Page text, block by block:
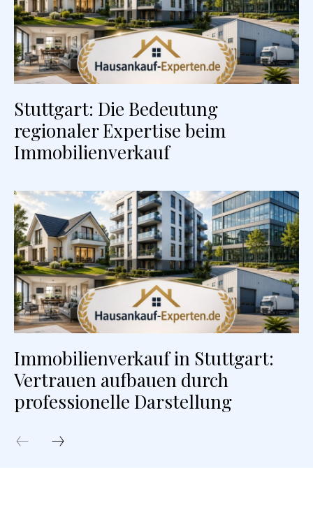
Stuttgart: Die Bedeutung
regionaler Expertise beim
Immobilienverkauf
Immobilienverkauf in Stuttgart:
Vertrauen aufbauen durch
professionelle Darstellung